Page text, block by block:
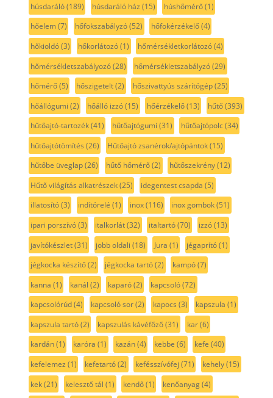
húsdaráló(189) húsdaráló ház (15) húshőmérő(1)
hőelem(7) hőfokszabályzó(52) hőfokérzékelő(4)
hőkioldó(3) hőkorlátozó(1) hőmérsékletkorlátozó(4)
hőmérsékletszabályozó(28) hőmérsékletszabályzó(29)
hőmérő(5) hőszigetelt(2) hőszivattyús szárítógép(25)
hőállógumi (2) hőálló izzó(15) hőérzékelő(13) hűtő(393)
hűtőajtó-tartozék(41) hűtőajtógumi (31) hűtőajtópolc(34)
hűtőajtótömítés (26) Hűtőajtó zsanérok/ajtópántok(15)
hűtőbe üveglap(26) hűtő hőmérő(2) hűtőszekrény(12)
Hűtő világítás alkatrészek(25) idegentest csapda (5)
illatosító(3) indítórelé (1) inox(116) inox gombok(51)
ipari porszívó(3) italkorlát(32) italtartó(70) izzó(13)
javítókészlet(31) jobb oldali (18) Jura (1) jégaprító(1)
jégkocka készítő(2) jégkocka tartó(2) kampó(7)
kanna (1) kanál (2) kaparó(2) kapcsoló(72)
kapcsolórúd(4) kapcsoló sor(2) kapocs (3) kapszula (1)
kapszula tartó(2) kapszulás kávéfőző(31) kar(6)
kardán(1) karóra (1) kazán(4) kebbe (6) kefe (40)
kefelemez (1) kefetartó(2) kefésszívófej (71) kehely(15)
kek(21) kelesztő tál (1) kendő(1) kenőanyag(4)